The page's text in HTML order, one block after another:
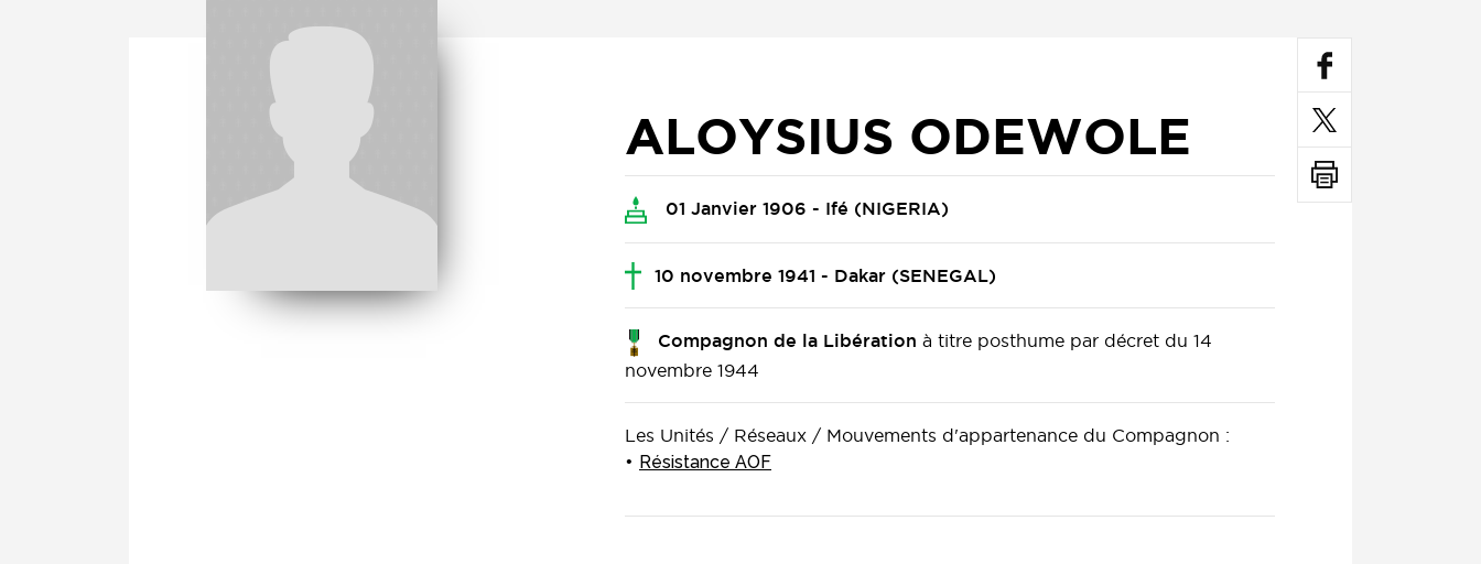
ALOYSIUS ODEWOLE
01 Janvier 1906 - Ifé (NIGERIA)
10 novembre 1941 - Dakar (SENEGAL)
Compagnon de la Libération à titre posthume par décret du 14
novembre 1944
Les Unités / Réseaux / Mouvements d'appartenance du Compagnon :
Résistance AOF